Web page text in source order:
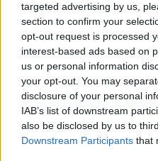
targeted advertising by us,
section to confirm your
opt-out request is processed
interest-based ads based on
us or personal information
your opt-out. You may
disclosure of your personal
IAB’s list of downstream
also be disclosed by us to
Downstream Participants that